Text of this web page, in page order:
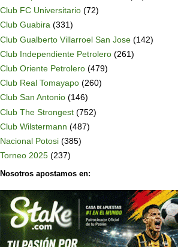
Club FC Universitario (72)
Club Guabira (331)
Club Gualberto Villarroel San Jose (142)
Club Independiente Petrolero (261)
Club Oriente Petrolero (479)
Club Real Tomayapo (260)
Club San Antonio (146)
Club The Strongest (752)
Club Wilstermann (487)
Nacional Potosi (385)
Torneo 2025 (237)
Nosotros apostamos en: